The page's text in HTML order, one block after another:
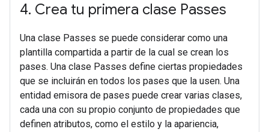
4. Crea tu primera clase Passes
Una clase Passes se puede considerar como una
plantilla compartida a partir de la cual se crean los
pases. Una clase Passes define ciertas propiedades
que se incluirán en todos los pases que la usen. Una
entidad emisora de pases puede crear varias clases,
cada una con su propio conjunto de propiedades que
definen atributos, como el estilo y la apariencia,